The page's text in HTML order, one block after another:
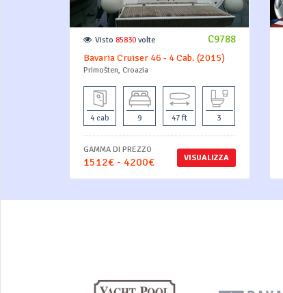
C9788
Visto 85830 volte
Bavaria Cruiser 46 - 4 Cab. (2015)
Primošten, Croazia
4 cab 9 47 ft 3
VISUALIZZA
GAMMA DI PREZZO
1512€ - 4200€